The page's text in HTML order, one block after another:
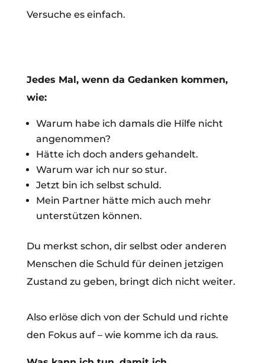
Versuche es einfach.
Jedes Mal, wenn da Gedanken kommen,
wie:
Warum habe ich damals die Hilfe nicht
angenommen?
Hätte ich doch anders gehandelt.
Warum war ich nur so stur.
Jetzt bin ich selbst schuld.
Mein Partner hätte mich auch mehr
unterstützen können.
Du merkst schon, dir selbst oder anderen
Menschen die Schuld für deinen jetzigen
Zustand zu geben, bringt dich nicht weiter.
Also erlöse dich von der Schuld und richte
den Fokus auf – wie komme ich da raus.